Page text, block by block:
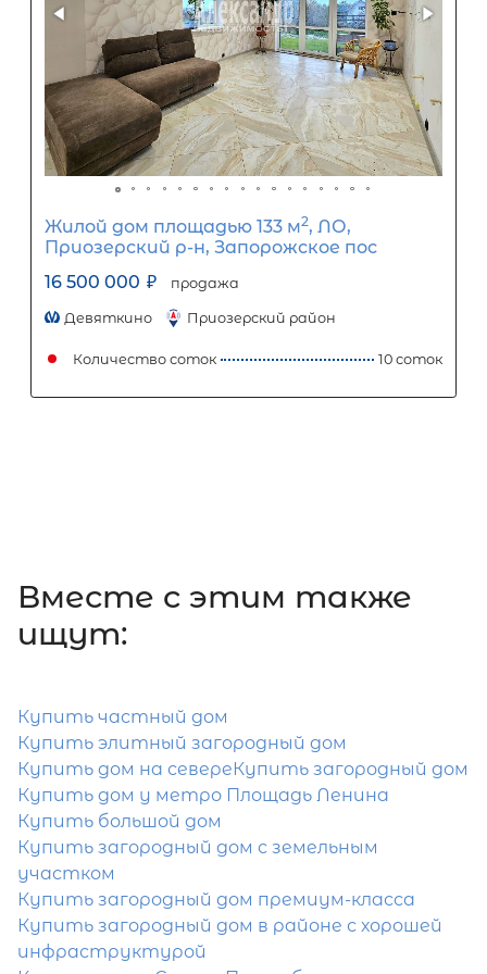
Популярное
Всеволожский р-н, Всеволожск г,
Ладожская
Количество соток
Затрудняетесь с выбором?
Вместе c этим также
ищут:
Купить частный дом
Купить элитный загородный дом
Купить дом на севереКупить загородный дом
Купить дом у метро Площадь Ленина
Купить большой дом
Купить загородный дом с земельным
участком
Купить загородный дом премиум-класса
Купить загородный дом в районе с хорошей
инфраструктурой